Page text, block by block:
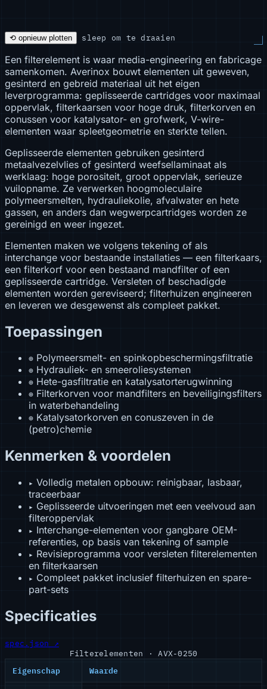
⟲ opnieuw plotten sleep om te draaien
Een filterelement is waar media-engineering en fabricage
samenkomen. Averinox bouwt elementen uit geweven,
gesinterd en gebreid materiaal uit het eigen
leverprogramma: geplisseerde cartridges voor maximaal
oppervlak, filterkaarsen voor hoge druk, filterkorven en
conussen voor katalysator- en grofwerk, V-wire-
elementen waar spleetgeometrie en sterkte tellen.
Geplisseerde elementen gebruiken gesinterd
metaalvezelvlies of gesinterd weefsellaminaat als
werklaag: hoge porositeit, groot oppervlak, serieuze
vuilopname. Ze verwerken hoogmoleculaire
polymeersmelten, hydrauliekolie, afvalwater en hete
gassen, en anders dan wegwerpcartridges worden ze
gereinigd en weer ingezet.
Elementen maken we volgens tekening of als
interchange voor bestaande installaties — een filterkaars,
een filterkorf voor een bestaand mandfilter of een
geplisseerde cartridge. Versleten of beschadigde
elementen worden gereviseerd; filterhuizen engineeren
en leveren we desgewenst als compleet pakket.
Toepassingen
⊕ Polymeersmelt- en spinkopbeschermingsfiltratie
⊕ Hydrauliek- en smeeroliesystemen
⊕ Hete-gasfiltratie en katalysatorterugwinning
⊕ Filterkorven voor mandfilters en beveiligingsfilters
in waterbehandeling
⊕ Katalysatorkorven en conuszeven in de
(petro)chemie
Kenmerken & voordelen
▸ Volledig metalen opbouw: reinigbaar, lasbaar,
traceerbaar
▸ Geplisseerde uitvoeringen met een veelvoud aan
filteroppervlak
▸ Interchange-elementen voor gangbare OEM-
referenties, op basis van tekening of sample
▸ Revisieprogramma voor versleten filterelementen
en filterkaarsen
▸ Compleet pakket inclusief filterhuizen en spare-
part-sets
Specificaties
spec.json ↗
Filterelementen · AVX-0250
Eigenschap
Waarde